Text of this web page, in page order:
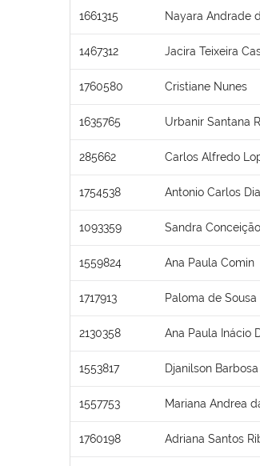
1661315 Nayara Andrade
1467312 Jacira Teixeira
1760580 Cristiane Nunes
1635765 Urbanir Santana
285662 Carlos Alfredo
1754538 Antonio Carlos
1093359 Sandra
1559824 Ana Paula Comin
1717913 Paloma de Sousa
2130358 Ana Paula Inácio
1553817 Djanilson
1557753 Mariana Andrea
1760198 Adriana Santos